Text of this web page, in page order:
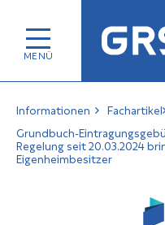
Informationen
Fachartikel
Grundbuch-
Regelung seit 20.03.2024
Eigenheimbesitzer